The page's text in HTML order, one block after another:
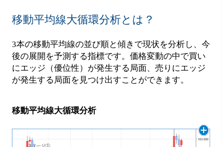
移動平均線大循環分析とは？
3本の移動平均線の並び順と傾きで現状を分析し、今
後の展開を予測する指標です。価格変動の中で買い
にエッジ（優位性）が発生する局面、売りにエッジ
が発生する局面を見つけ出すことができます。
移動平均線大循環分析